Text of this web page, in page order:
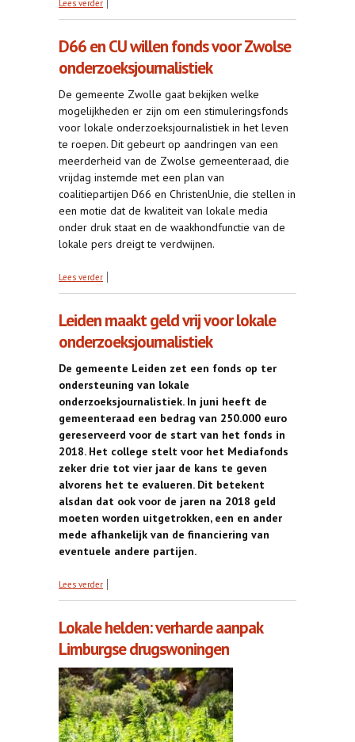
Lees verder
D66 en CU willen fonds voor Zwolse
onderzoeksjournalistiek
De gemeente Zwolle gaat bekijken welke
mogelijkheden er zijn om een stimuleringsfonds
voor lokale onderzoeksjournalistiek in het leven
te roepen. Dit gebeurt op aandringen van een
meerderheid van de Zwolse gemeenteraad, die
vrijdag instemde met een plan van
coalitiepartijen D66 en ChristenUnie, die stellen in
een motie dat de kwaliteit van lokale media
onder druk staat en de waakhondfunctie van de
lokale pers dreigt te verdwijnen.
Lees verder over D66 en CU willen fonds voor Zwolse
Leiden maakt geld vrij voor lokale
onderzoeksjournalistiek
De gemeente Leiden zet een fonds op ter
ondersteuning van lokale
onderzoeksjournalistiek. In juni heeft de
gemeenteraad een bedrag van 250.000 euro
gereserveerd voor de start van het fonds in
2018. Het college stelt voor het Mediafonds
zeker drie tot vier jaar de kans te geven
alvorens het te evalueren. Dit betekent
alsdan dat ook voor de jaren na 2018 geld
moeten worden uitgetrokken, een en ander
mede afhankelijk van de financiering van
eventuele andere partijen.
Lees verder over Leiden maakt geld vrij voor lokale
Lokale helden: verharde aanpak
Limburgse drugswoningen